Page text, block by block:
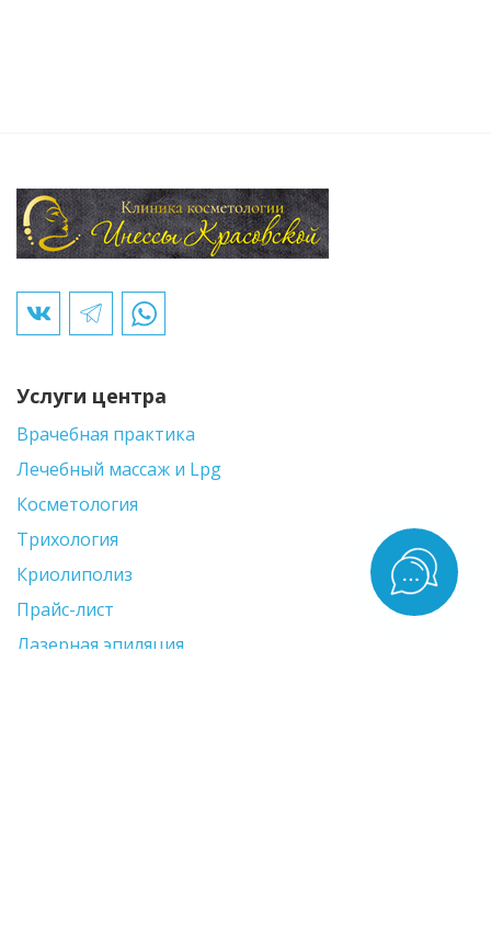
Услуги центра
Врачебная практика
Лечебный массаж и Lpg
Косметология
Трихология
Криолиполиз
Прайс-лист
Лазерная эпиляция